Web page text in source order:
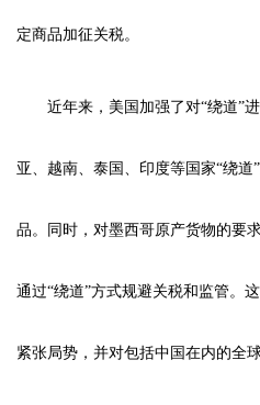
定商品加征关税。
近年来，美国加强了对“绕道”
亚、越南、泰国、印度等国家“绕
品。同时，对墨西哥原产货物的要
通过“绕道”方式规避关税和监管。
紧张局势，并对包括中国在内的全